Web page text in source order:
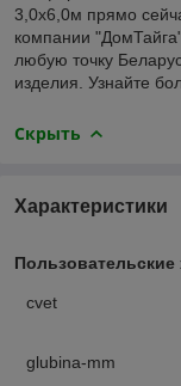
3,0х6,0м прямо
компании
любую точку
изделия. Узнайте
Скрыть
Характеристики
Пользовательские
cvet
glubina-mm